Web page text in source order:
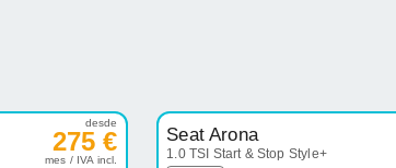
desde
275 €
mes / IVA incl.
Seat Arona
1.0 TSI Start & Stop Style+